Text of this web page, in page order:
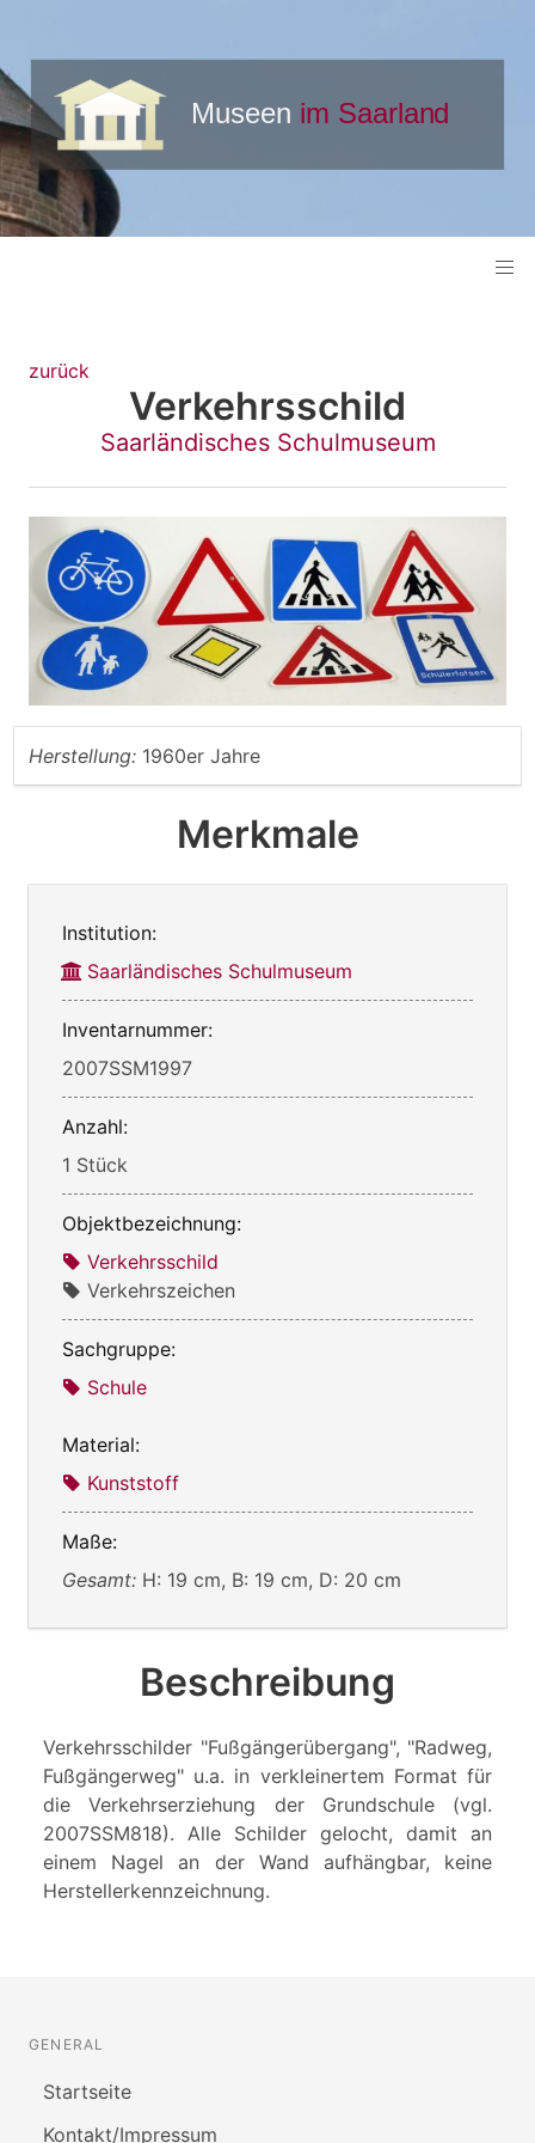
zurück
Verkehrsschild
Saarländisches Schulmuseum
Herstellung: 1960er Jahre
Merkmale
Institution:
Saarländisches Schulmuseum
Inventarnummer:
2007SSM1997
Anzahl:
1 Stück
Objektbezeichnung:
Verkehrsschild
Verkehrszeichen
Sachgruppe:
Schule
Material:
Kunststoff
Maße:
Gesamt: H: 19 cm, B: 19 cm, D: 20 cm
Beschreibung
Verkehrsschilder "Fußgängerübergang", "Radweg,
Fußgängerweg" u.a. in verkleinertem Format für
die Verkehrserziehung der Grundschule (vgl.
2007SSM818). Alle Schilder gelocht, damit an
einem Nagel an der Wand aufhängbar, keine
Herstellerkennzeichnung.
GENERAL
Startseite
Kontakt/Impressum